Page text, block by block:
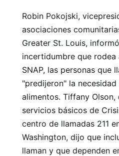
Robin Pokojski,
asociaciones
Greater St. Louis,
incertidumbre que
SNAP, las personas que
"predijeron" la
alimentos. Tiffany
servicios básicos de
centro de llamadas 211
Washington, dijo que
llaman y que dependen